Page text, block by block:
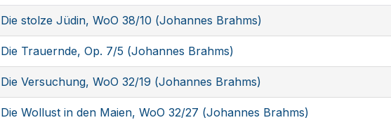
Articles
Die stolze Jüdin, WoO 38/10 (Johannes Brahms)
Die Trauernde, Op. 7/5 (Johannes Brahms)
Die Versuchung, WoO 32/19 (Johannes Brahms)
Die Wollust in den Maien, WoO 32/27 (Johannes Brahms)